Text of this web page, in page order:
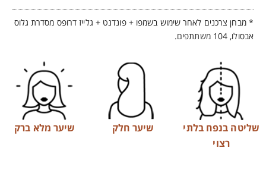
* מבחן צרכנים לאחר שימוש בשמפו + פונדנט + גלייז דרופס מסדרת גלוס
אבסולו, 104 משתתפים.
שליטה בנפח בלתי
רצוי
שיער חלק שיער מלא ברק